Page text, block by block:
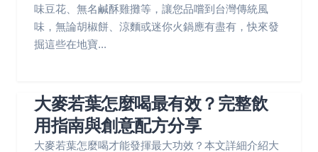
味豆花、無名鹹酥雞攤等，讓您品嚐到台灣傳統風
味，無論胡椒餅、涼麵或迷你火鍋應有盡有，快來發
掘這些在地寶...
大麥若葉怎麼喝最有效？完整飲
用指南與創意配方分享
大麥若葉怎麼喝才能發揮最大功效？本文詳細介紹大